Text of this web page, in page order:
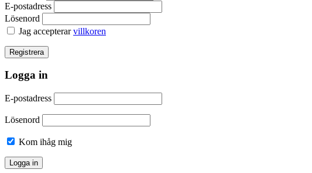
E-postadress
Lösenord
Jag accepterarvillkoren
Logga in
E-postadress
Lösenord
Kom ihåg mig